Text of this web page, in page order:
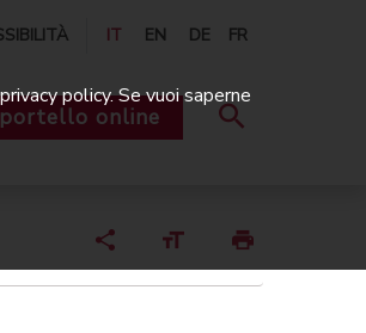
IT EN DE FR
online
policy. Se vuoi saperne